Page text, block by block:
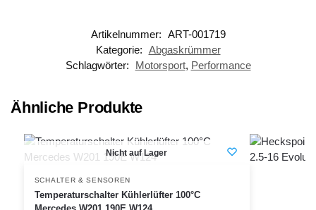
Artikelnummer: ART-001719
Kategorie: Abgaskrümmer
Schlagwörter:
Motorsport, Performance
Ähnliche Produkte
Nicht auf Lager
SCHALTER & SENSOREN
Temperaturschalter Kühlerlüfter 100°C